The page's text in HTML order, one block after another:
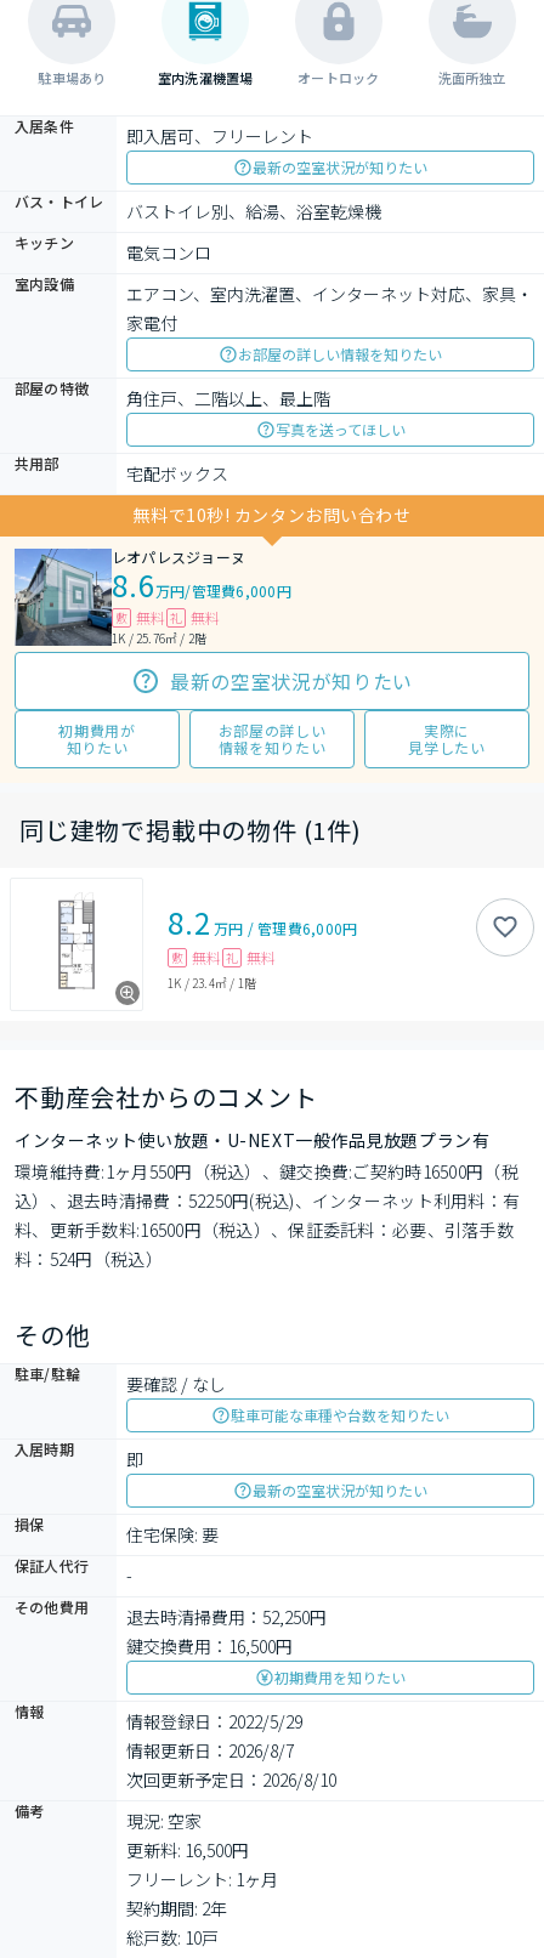
駐車場あり 室内洗濯機置場 オートロック 洗面所独立
入居条件 即入居可、フリーレント
最新の空室状況が知りたい
バス・トイレ
バストイレ別、給湯、浴室乾燥機
キッチン 電気コンロ
室内設備
エアコン、室内洗濯置、インターネット対応、家具・
家電付
お部屋の詳しい情報を知りたい
部屋の特徴
角住戸、二階以上、最上階
写真を送ってほしい
共用部
宅配ボックス
無料で10秒! カンタンお問い合わせ
レオパレスジョーヌ
8.6万円/管理費6,000円
敷 無料 礼 無料
1K / 25.76㎡ / 2階
最新の空室状況が知りたい
初期費用が
知りたい
お部屋の詳しい
情報を知りたい
実際に
見学したい
同じ建物で掲載中の物件 (1件)
8.2 万円 /管理費6,000円
敷 無料 礼 無料
1K / 23.4㎡ / 1階
不動産会社からのコメント
インターネット使い放題・U-NEXT一般作品見放題プラン有
環境維持費:1ヶ月550円（税込）、鍵交換費:ご契約時16500円（税
込）、退去時清掃費：52250円(税込)、インターネット利用料：有
料、更新手数料:16500円（税込）、保証委託料：必要、引落手数
料：524円（税込）
その他
駐車/駐輪 要確認 / なし
駐車可能な車種や台数を知りたい
入居時期
即
最新の空室状況が知りたい
損保
住宅保険: 要
保証人代行 -
その他費用
退去時清掃費用：52,250円
鍵交換費用：16,500円
初期費用を知りたい
情報
情報登録日：2022/5/29
情報更新日：2026/8/7
次回更新予定日：2026/8/10
備考
現況: 空家
更新料: 16,500円
フリーレント: 1ヶ月
契約期間: 2年
総戸数: 10戸